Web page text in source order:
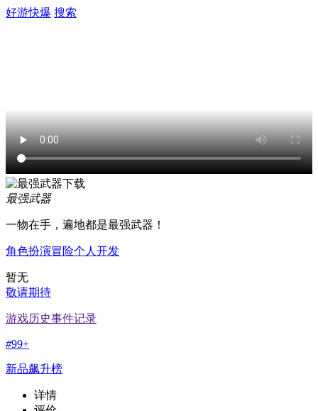
好游快爆 搜索
最强武器
一物在手，遍地都是最强武器！
角色扮演冒险个人开发
暂无
敬请期待
游戏历史事件记录
#99+
新品飙升榜
详情